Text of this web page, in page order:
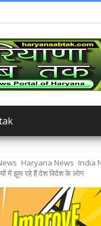
Haryana News India
में झूम रहे हैं देश विदेश के लोग